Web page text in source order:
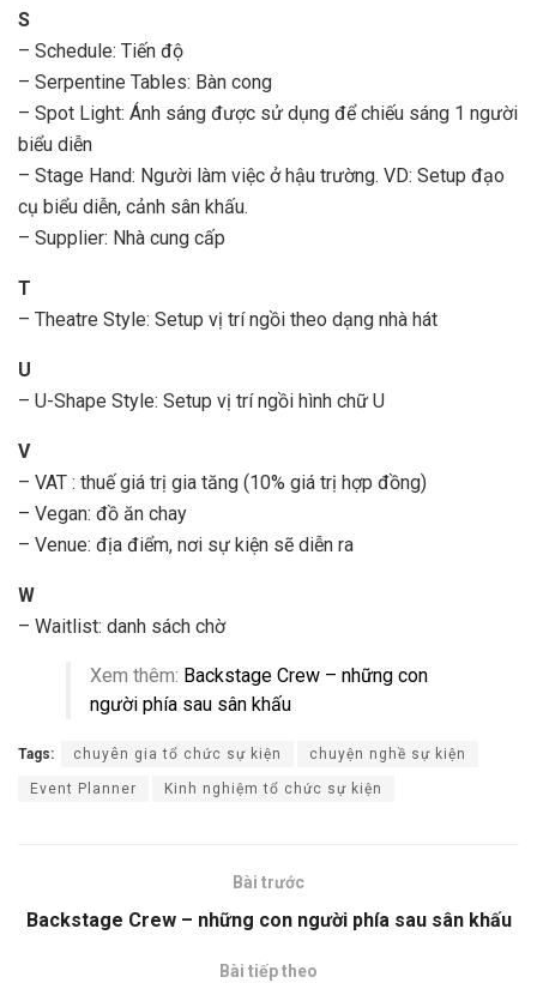
S
– Schedule: Tiến độ
– Serpentine Tables: Bàn cong
– Spot Light: Ánh sáng được sử dụng để chiếu sáng 1 người
biểu diễn
– Stage Hand: Người làm việc ở hậu trường. VD: Setup đạo
cụ biểu diễn, cảnh sân khấu.
– Supplier: Nhà cung cấp
T
– Theatre Style: Setup vị trí ngồi theo dạng nhà hát
U
– U-Shape Style: Setup vị trí ngồi hình chữ U
V
– VAT : thuế giá trị gia tăng (10% giá trị hợp đồng)
– Vegan: đồ ăn chay
– Venue: địa điểm, nơi sự kiện sẽ diễn ra
W
– Waitlist: danh sách chờ
Xem thêm: Backstage Crew – những con
người phía sau sân khấu
Tags: chuyên gia tổ chức sự kiện chuyện nghề sự kiện
Event Planner Kinh nghiệm tổ chức sự kiện
Bài trước
Backstage Crew – những con người phía sau sân khấu
Bài tiếp theo